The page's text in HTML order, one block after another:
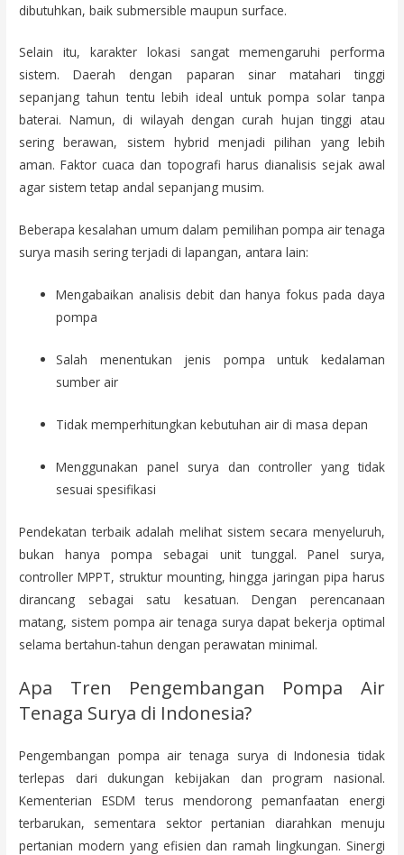
dibutuhkan, baik submersible maupun surface.
Selain itu, karakter lokasi sangat memengaruhi performa
sistem. Daerah dengan paparan sinar matahari tinggi
sepanjang tahun tentu lebih ideal untuk pompa solar tanpa
baterai. Namun, di wilayah dengan curah hujan tinggi atau
sering berawan, sistem hybrid menjadi pilihan yang lebih
aman. Faktor cuaca dan topografi harus dianalisis sejak awal
agar sistem tetap andal sepanjang musim.
Beberapa kesalahan umum dalam pemilihan pompa air tenaga
surya masih sering terjadi di lapangan, antara lain:
Mengabaikan analisis debit dan hanya fokus pada daya
pompa
Salah menentukan jenis pompa untuk kedalaman
sumber air
Tidak memperhitungkan kebutuhan air di masa depan
Menggunakan panel surya dan controller yang tidak
sesuai spesifikasi
Pendekatan terbaik adalah melihat sistem secara menyeluruh,
bukan hanya pompa sebagai unit tunggal. Panel surya,
controller MPPT, struktur mounting, hingga jaringan pipa harus
dirancang sebagai satu kesatuan. Dengan perencanaan
matang, sistem pompa air tenaga surya dapat bekerja optimal
selama bertahun-tahun dengan perawatan minimal.
Apa Tren Pengembangan Pompa Air
Tenaga Surya di Indonesia?
Pengembangan pompa air tenaga surya di Indonesia tidak
terlepas dari dukungan kebijakan dan program nasional.
Kementerian ESDM terus mendorong pemanfaatan energi
terbarukan, sementara sektor pertanian diarahkan menuju
pertanian modern yang efisien dan ramah lingkungan. Sinergi